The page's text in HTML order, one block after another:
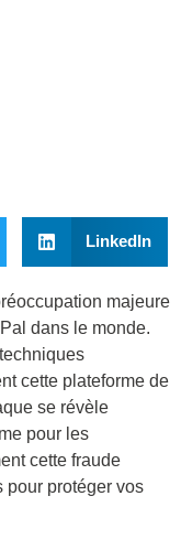
LinkedIn
majeure
dans le monde.
cette plateforme de
se révèle
pour les
cette fraude
pour protéger vos